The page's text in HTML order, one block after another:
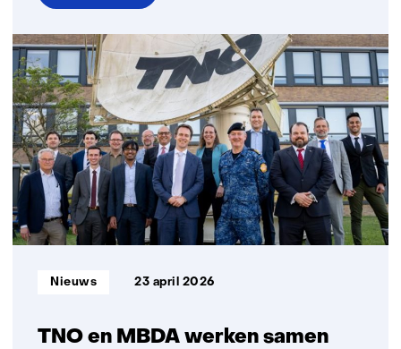
over
TNO
voor
vijfde
keer
verkozen
tot
Meest
Aantrekkelijke
Non-
Profit
Werkgever
Nederland
TNO en MBDA werken samen
Informatietype:
Nieuws 23 april 2026